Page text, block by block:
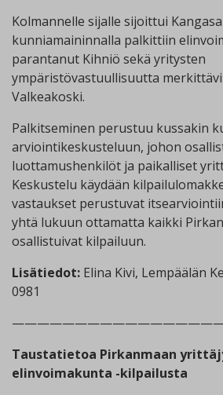
Kolmannelle sijalle sijoittui
kunniamaininnalla palkittiin
parantanut Kihniö sekä yritysten
ympäristövastuullisuutta
Valkeakoski.
Palkitseminen perustuu kussakin
arviointikeskusteluun, johon
luottamushenkilöt ja paikalliset
Keskustelu käydään
vastaukset perustuvat
yhtä lukuun ottamatta kaikki
osallistuivat kilpailuun.
Lisätiedot: Elina Kivi, Lempäälän
0981
Taustatietoa Pirkanmaan
elinvoimakunta -kilpailusta